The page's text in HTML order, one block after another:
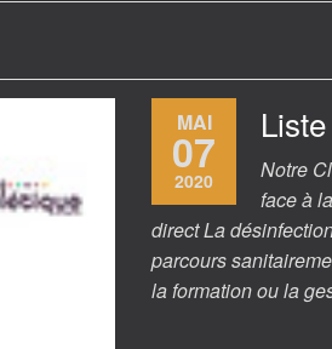
MAI
07
2020
Notre
face à
direct La
parcours
la formation ou la